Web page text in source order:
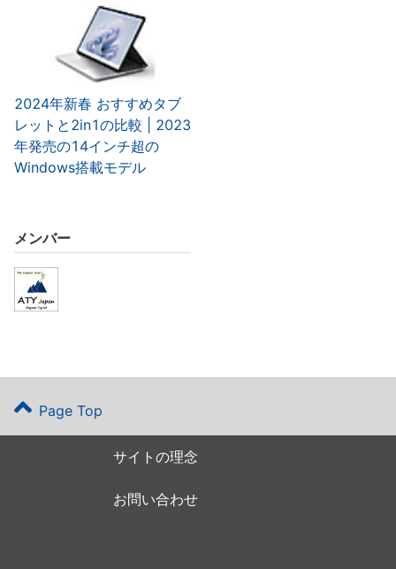
2024年新春 おすすめタブ
レットと2in1の比較 | 2023
年発売の14インチ超の
Windows搭載モデル
メンバー
Page Top
サイトの理念
お問い合わせ